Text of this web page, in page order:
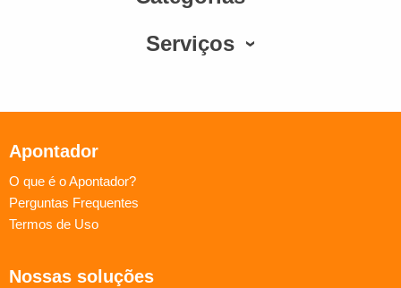
Serviços
Apontador
O que é o Apontador?
Perguntas Frequentes
Termos de Uso
Nossas soluções